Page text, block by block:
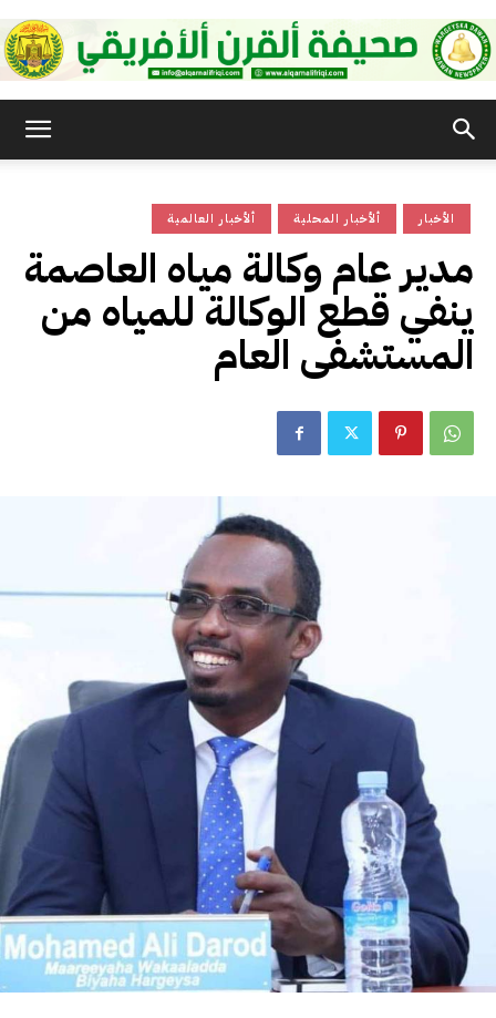
القرن
الأفريقي
ألأخبار العالمية ألأخبار المحلية الأخبار
مدير عام وكالة مياه العاصمة
ينفي قطع الوكالة للمياه من
المستشفى العام